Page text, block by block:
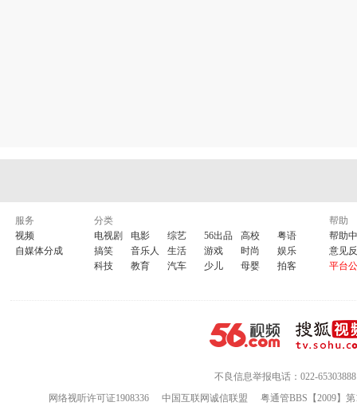
服务
视频
自媒体分成
分类
电视剧
电影 综艺 56出品 高校
粤语
搞笑
音乐人 生活 游戏 时尚
娱乐
科技
教育 汽车 少儿 母婴 拍客
帮助
帮助
意见
平台
不良信息举报电话：022-65303888
网络视听许可证1908336
中国互联网诚信联盟 粤通管BBS【2009】